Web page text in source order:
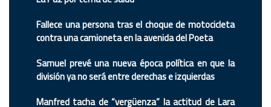
Fallece una persona tras el choque de motocicleta
contra una camioneta en la avenida del Poeta
Samuel prevé una nueva época política en que la
división ya no será entre derechas e izquierdas
Manfred tacha de “vergüenza” la actitud de Lara